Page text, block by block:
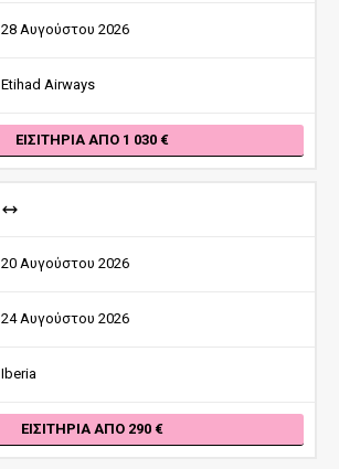
28 Αυγούστου 2026
Etihad Airways
ΕΙΣΙΤΉΡΙΑ ΑΠΌ 1 030
20 Αυγούστου 2026
24 Αυγούστου 2026
Iberia
ΕΙΣΙΤΉΡΙΑ ΑΠΌ 290